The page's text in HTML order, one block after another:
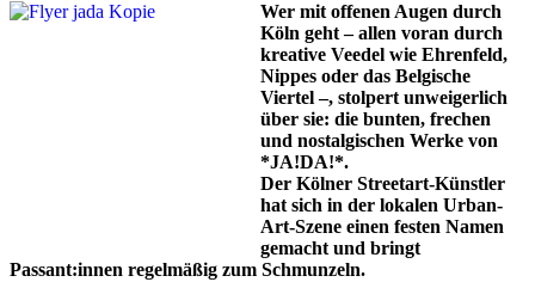
Wer mit offenen Augen durch
Köln geht – allen voran durch
kreative Veedel wie Ehrenfeld,
Nippes oder das Belgische
Viertel –, stolpert unweigerlich
über sie: die bunten, frechen
und nostalgischen Werke von
*JA!DA!*.
Der Kölner Streetart-Künstler
hat sich in der lokalen Urban-
Art-Szene einen festen Namen
gemacht und bringt
Passant:innen regelmäßig zum Schmunzeln.